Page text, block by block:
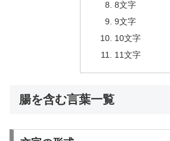
8文字
9文字
10文字
11文字
腸を含む言葉一覧